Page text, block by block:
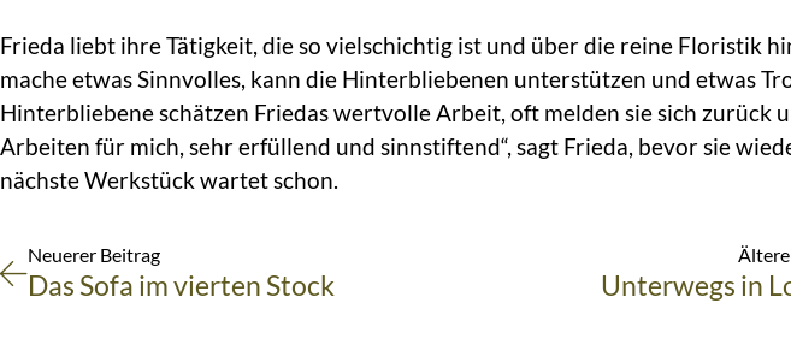
Frieda liebt ihre Tätigkeit, die so vielschichtig ist und über die reine Floristik
mache etwas Sinnvolles, kann die Hinterbliebenen unterstützen und etwas
Hinterbliebene schätzen Friedas wertvolle Arbeit, oft melden sie sich zurück
Arbeiten für mich, sehr erfüllend und sinnstiftend“, sagt Frieda, bevor sie
nächste Werkstück wartet schon.
Unterwegs in
Das Sofa im vierten Stock
Neuerer Beitrag